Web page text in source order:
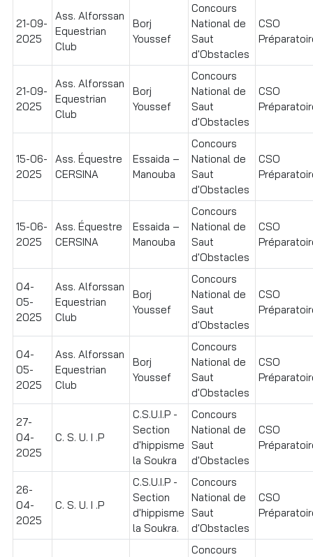
21-09-
2025
Ass. Alforssan
Equestrian
Club
Borj
Youssef
Concours
National de
Saut
d'Obstacles
CSO
21-09-
2025
Ass. Alforssan
Equestrian
Club
Borj
Youssef
Concours
National de
Saut
d'Obstacles
CSO
15-06-
2025
Ass. Équestre
CERSINA
Essaida –
Manouba
Concours
National de
Saut
d'Obstacles
CSO
15-06-
2025
Ass. Équestre
CERSINA
Essaida –
Manouba
Concours
National de
Saut
d'Obstacles
CSO
04-
05-
2025
Ass. Alforssan
Equestrian
Club
Borj
Youssef
Concours
National de
Saut
d'Obstacles
CSO
04-
05-
2025
Ass. Alforssan
Equestrian
Club
Borj
Youssef
Concours
National de
Saut
d'Obstacles
CSO
27-
04-
2025
C. S. U. I .P
C.S.U.I.P -
Section
d'hippisme
la Soukra
Concours
National de
Saut
d'Obstacles
CSO
26-
04-
2025
C. S. U. I .P
C.S.U.I.P -
Section
d'hippisme
la Soukra.
Concours
National de
Saut
d'Obstacles
CSO
Concours